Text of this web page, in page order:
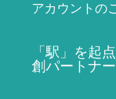
アカウントの
「駅」を起
創パートナ